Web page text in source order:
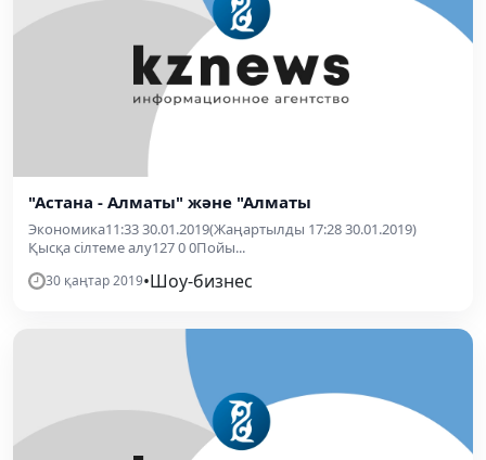
"Астана - Алматы" және "Алматы
Экономика11:33 30.01.2019(Жаңартылды 17:28 30.01.2019)
Қысқа сілтеме алу127 0 0Пойы...
30 қаңтар 2019•Шоу-бизнес